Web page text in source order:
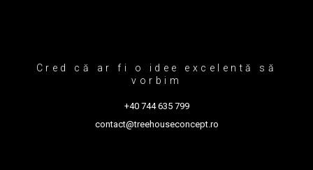
Cred că ar fi o idee excelentă să
vorbim
+40 744 635 799
contact@treehouseconcept.ro